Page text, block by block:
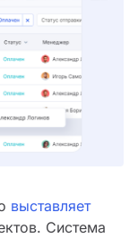
выставляет
Система